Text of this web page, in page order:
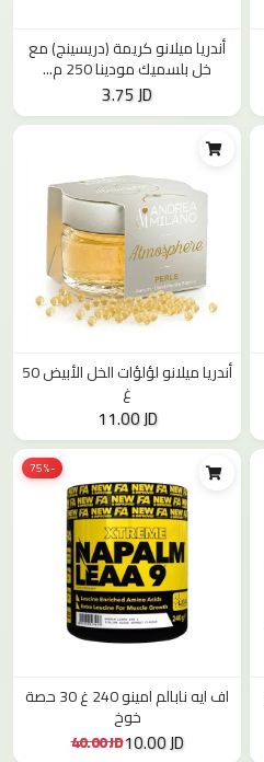
أندريا ميلانو كريمة (دريسينج) مع
خل بلسميك مودينا 250 م...
3.75 JD
أندريا ميلانو لؤلؤات الخل الأبيض 50
غ
11.00 JD
-75%
اف ايه نابالم امينو 240 غ 30 حصة
خوخ
40.00 JD10.00 JD